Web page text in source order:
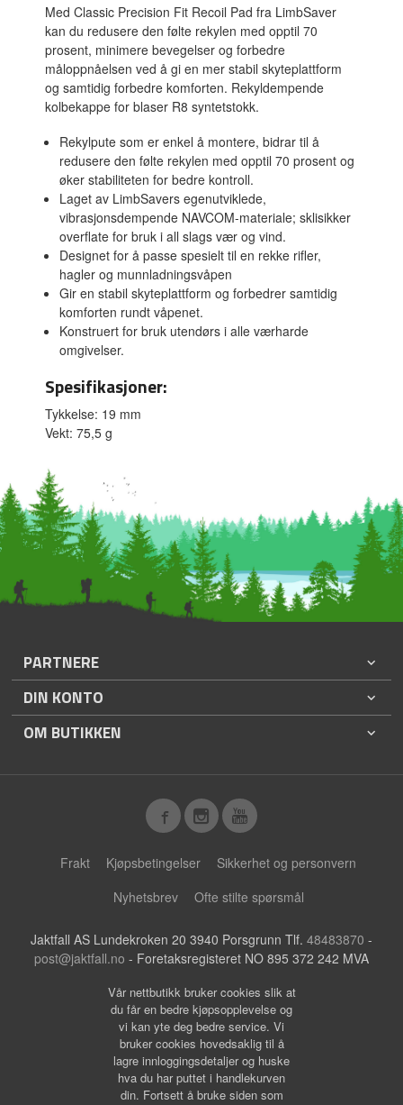
Med Classic Precision Fit Recoil Pad fra LimbSaver
kan du redusere den følte rekylen med opptil 70
prosent, minimere bevegelser og forbedre
måloppnåelsen ved å gi en mer stabil skyteplattform
og samtidig forbedre komforten. Rekyldempende
kolbekappe for blaser R8 syntetstokk.
Rekylpute som er enkel å montere, bidrar til å
redusere den følte rekylen med opptil 70 prosent og
øker stabiliteten for bedre kontroll.
Laget av LimbSavers egenutviklede,
vibrasjonsdempende NAVCOM-materiale; sklisikker
overflate for bruk i all slags vær og vind.
Designet for å passe spesielt til en rekke rifler,
hagler og munnladningsvåpen
Gir en stabil skyteplattform og forbedrer samtidig
komforten rundt våpenet.
Konstruert for bruk utendørs i alle værharde
omgivelser.
Spesifikasjoner:
Tykkelse: 19 mm
Vekt: 75,5 g
PARTNERE
DIN KONTO
OM BUTIKKEN
Frakt Kjøpsbetingelser
Sikkerhet og personvern
Nyhetsbrev
Ofte stilte spørsmål
Jaktfall AS Lundekroken 20 3940 Porsgrunn Tlf. 48483870 -
post@jaktfall.no - Foretaksregisteret NO 895 372 242 MVA
Vår nettbutikk bruker cookies slik at
du får en bedre kjøpsopplevelse og
vi kan yte deg bedre service. Vi
bruker cookies hovedsaklig til å
lagre innloggingsdetaljer og huske
hva du har puttet i handlekurven
din. Fortsett å bruke siden som